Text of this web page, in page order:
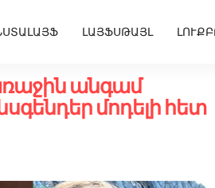
ԼԱՅՖՍԹԱՅԼ
անգամ
մոդելի հետ